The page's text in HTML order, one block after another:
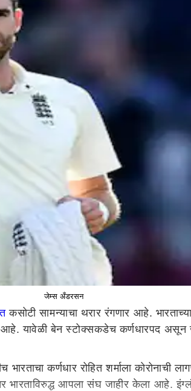
जेम्स अँडरसन
कसोटी सामन्याचा थरार रंगणार आहे.
यावेळी बेन स्टोक्सकडेच कर्णधारपद असून
कर्णधार रोहित शर्माला
आपला संघ जाहीर केला आहे.